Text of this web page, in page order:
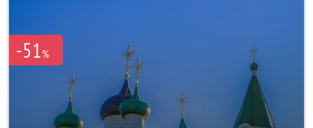
-51%